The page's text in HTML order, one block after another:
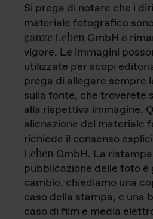
Si prega di notare che i
materiale fotografico
ganze Leben GmbH e
vigore. Le immagini
utilizzate per scopi
prega di allegare sempre
sulla fonte, che troverete
alla rispettiva immagine.
alienazione del materiale
richiede il consenso
Leben GmbH. La ristampa
pubblicazione delle foto è
cambio, chiediamo una
caso della stampa, e una
caso di film e media